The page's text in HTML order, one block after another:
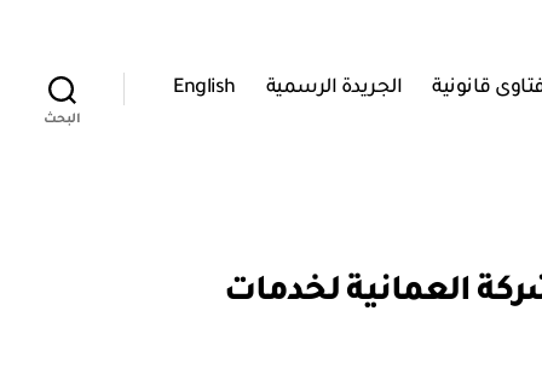
قانونية الجريدة الرسمية English
البحث
الشركة العمانية لخدمات